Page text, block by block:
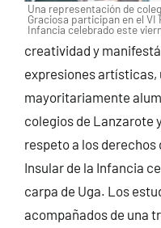
Una representación de
Graciosa participan en el VI
Infancia celebrado este
creatividad y
expresiones artísticas,
mayoritariamente
colegios de Lanzarote
respeto a los derechos
Insular de la Infancia
carpa de Uga. Los
acompañados de una